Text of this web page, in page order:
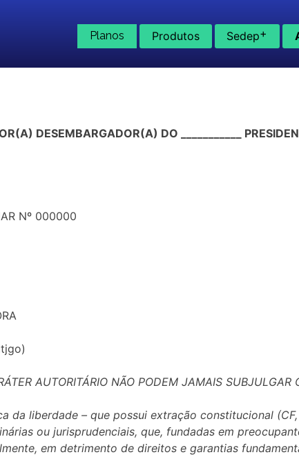
Planos Produtos Sedep+
DESEMBARGADOR(A) DO ___________
Nº 000000
AUTORITÁRIO NÃO PODEM JAMAIS SUBJULGAR
da liberdade – que possui extração constitucional
ou jurisprudenciais, que, fundadas em
em detrimento de direitos e garantias